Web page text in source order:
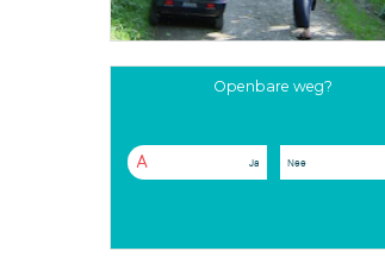
Openbare weg?
A Ja Nee